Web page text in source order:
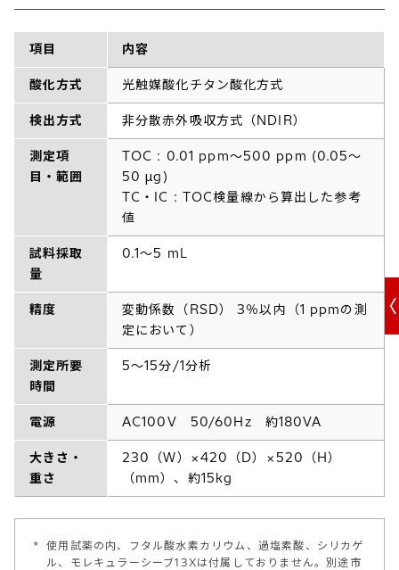
項目 内容
酸化方式 光触媒酸化チタン酸化方式
検出方式 非分散赤外吸収方式（NDIR）
測定項
目・範囲
TOC : 0.01 ppm～500 ppm (0.05～
50 μg)
TC・IC : TOC検量線から算出した参考
値
試料採取
量
0.1～5 mL
精度
変動係数（RSD） 3％以内（1 ppmの測
定において）
測定所要
時間
5～15分/1分析
電源 AC100V 50/60Hz 約180VA
大きさ・
重さ
230（W）×420（D）×520（H）
（mm）、約15kg
*
使用試薬の内、フタル酸水素カリウム、過塩素酸、シリカゲ
ル、モレキュラーシーブ13Xは付属しておりません。別途市